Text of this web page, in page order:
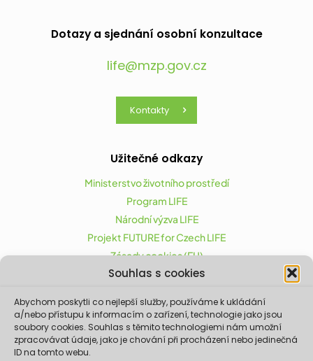
Souhlas s cookies
Abychom poskytli co nejlepší služby, používáme k ukládání
a/nebo přístupu k informacím o zařízení, technologie jako jsou
soubory cookies. Souhlas s těmito technologiemi nám umožní
zpracovávat údaje, jako je chování při procházení nebo jedinečná
ID na tomto webu.
Dotazy a sjednání osobní konzultace
life@mzp.gov.cz
Kontakty
Užitečné odkazy
Ministerstvo životního prostředí
Program LIFE
Národní výzva LIFE
Projekt FUTURE for Czech LIFE
Zásady cookies (EU)
Projekt FUTURE for Czech LIFE (LIFE21-CAP-CZ-LIFE
FOR CZECHIA) byl podpořen z finančního nástroje
Evropské unie LIFE.
Údaje a informace zveřejněné na těchto